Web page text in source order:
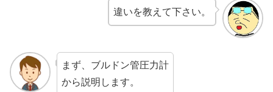
違いを教えて下さい。
まず、ブルドン管圧力計
から説明します。